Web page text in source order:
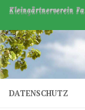
Zum Inhalt
DATENSCHUTZ